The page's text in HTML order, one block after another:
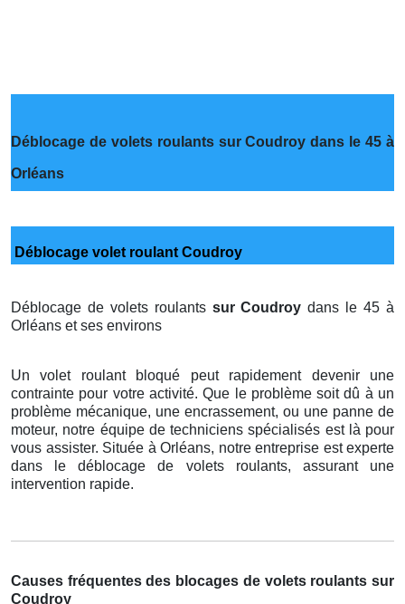
Déblocage de volets roulants sur Coudroy dans le 45 à
Orléans
Déblocage volet roulant Coudroy
Déblocage de volets roulants sur Coudroydans le 45 à
Orléans et ses environs
Un volet roulant bloqué peut rapidement devenir une
contrainte pour votre activité. Que le problème soit dû à un
problème mécanique, une encrassement, ou une panne de
moteur, notre équipe de techniciens spécialisés est là pour
vous assister. Située à Orléans, notre entreprise est experte
dans le déblocage de volets roulants, assurant une
intervention rapide.
Causes fréquentes des blocages de volets roulants sur
Coudroy